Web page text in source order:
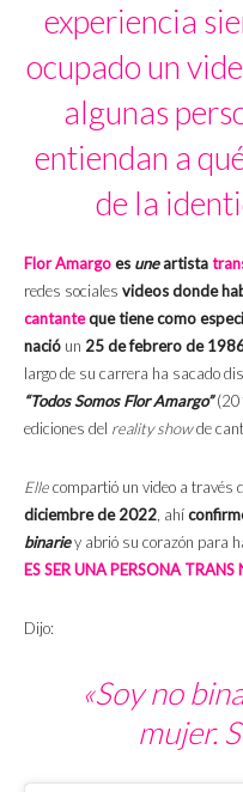
experiencia
ocupado un
algunas
entiendan a
de la
Flor Amargoes uneartista
redes sociales videos donde
cantanteque tiene como
nació un 25 de febrero de
largo de su carrera ha sacado
“Todos Somos Flor Amargo”
ediciones del reality showde
Ellecompartió un video a través
diciembre de 2022, ahí
binariey abrió su corazón para
ES SER UNA PERSONA
Dijo:
«Soy no
mujer.